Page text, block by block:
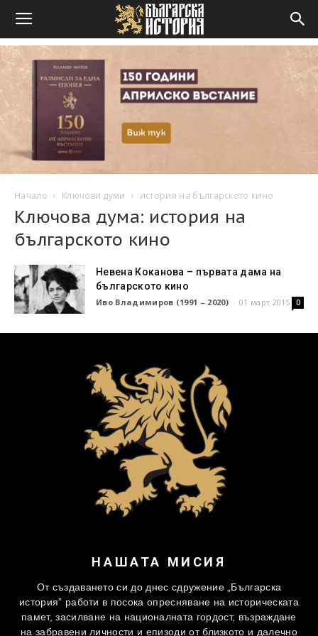
Начало Ключови думи история на българското кино
Ключова дума: история на
българското кино
Невена Коканова – първата дама на
българското кино
Иво Владимиров (1991 – 2020) - 01 март 2015 0
НАШАТА МИСИЯ
От създаването си до днес сдружение „Българска
история” работи в посока опресняване на историческата
памет, засилване на националната гордост, възраждане
на забравени личности и епизоди от близкото и далечно